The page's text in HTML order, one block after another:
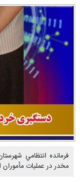
فرمانده انتظامي
مخدر در عمليات